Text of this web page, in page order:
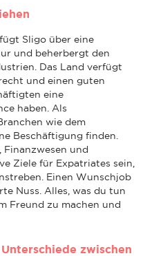
Sligo über eine
und beherbergt den
Das Land verfügt
und einen guten
eine
haben. Als
wie dem
Beschäftigung finden.
Finanzwesen und
Ziele für Expatriates sein,
Einen Wunschjob
Nuss. Alles, was du tun
Freund zu machen und
zwischen